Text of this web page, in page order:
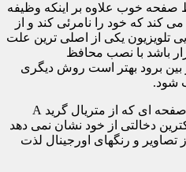
صفحه خوب علاوه بر اینکه وظیفه
کند که خود را نامرئی کند و از
تلویزیون یکی از اصلی ترین علت
باشد با نصب محافظ
بین برود بهتر است روش دیگری
شود.
4-عدم تغییر رنگ تصاویر محافظ صفحه ای که از متریال گرید A
دخالتی از خود نشان نمی دهد
تصاویر و رنگهای اورجینال لذت